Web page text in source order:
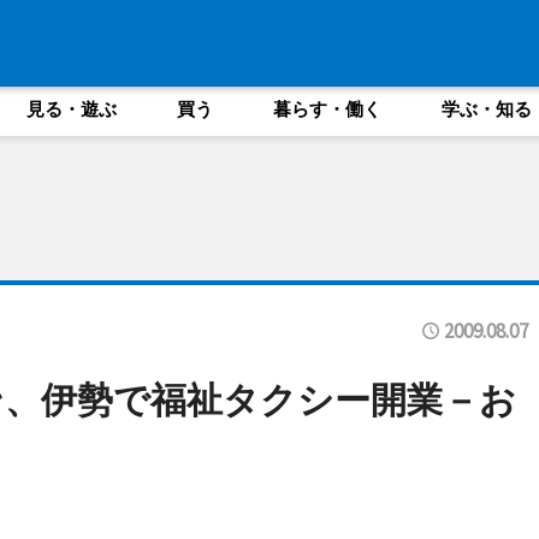
見る・遊ぶ 買う 暮らす・働く 学ぶ・知る
2009.08.07
伊勢で福祉タクシー開業－お